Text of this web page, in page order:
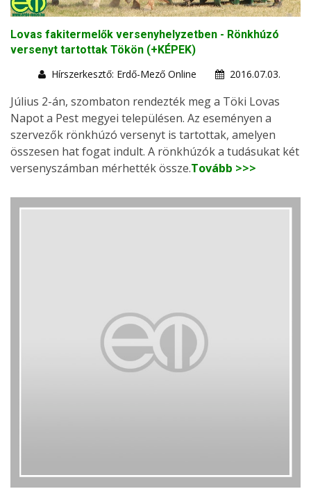
Lovas fakitermelők versenyhelyzetben - Rönkhúzó
versenyt tartottak Tökön (+KÉPEK)
Hírszerkesztő: Erdő-Mező Online
2016.07.03.
Július 2-án, szombaton rendezték meg a Töki Lovas
Napot a Pest megyei településen. Az eseményen a
szervezők rönkhúzó versenyt is tartottak, amelyen
összesen hat fogat indult. A rönkhúzók a tudásukat két
versenyszámban mérhették össze.Tovább >>>